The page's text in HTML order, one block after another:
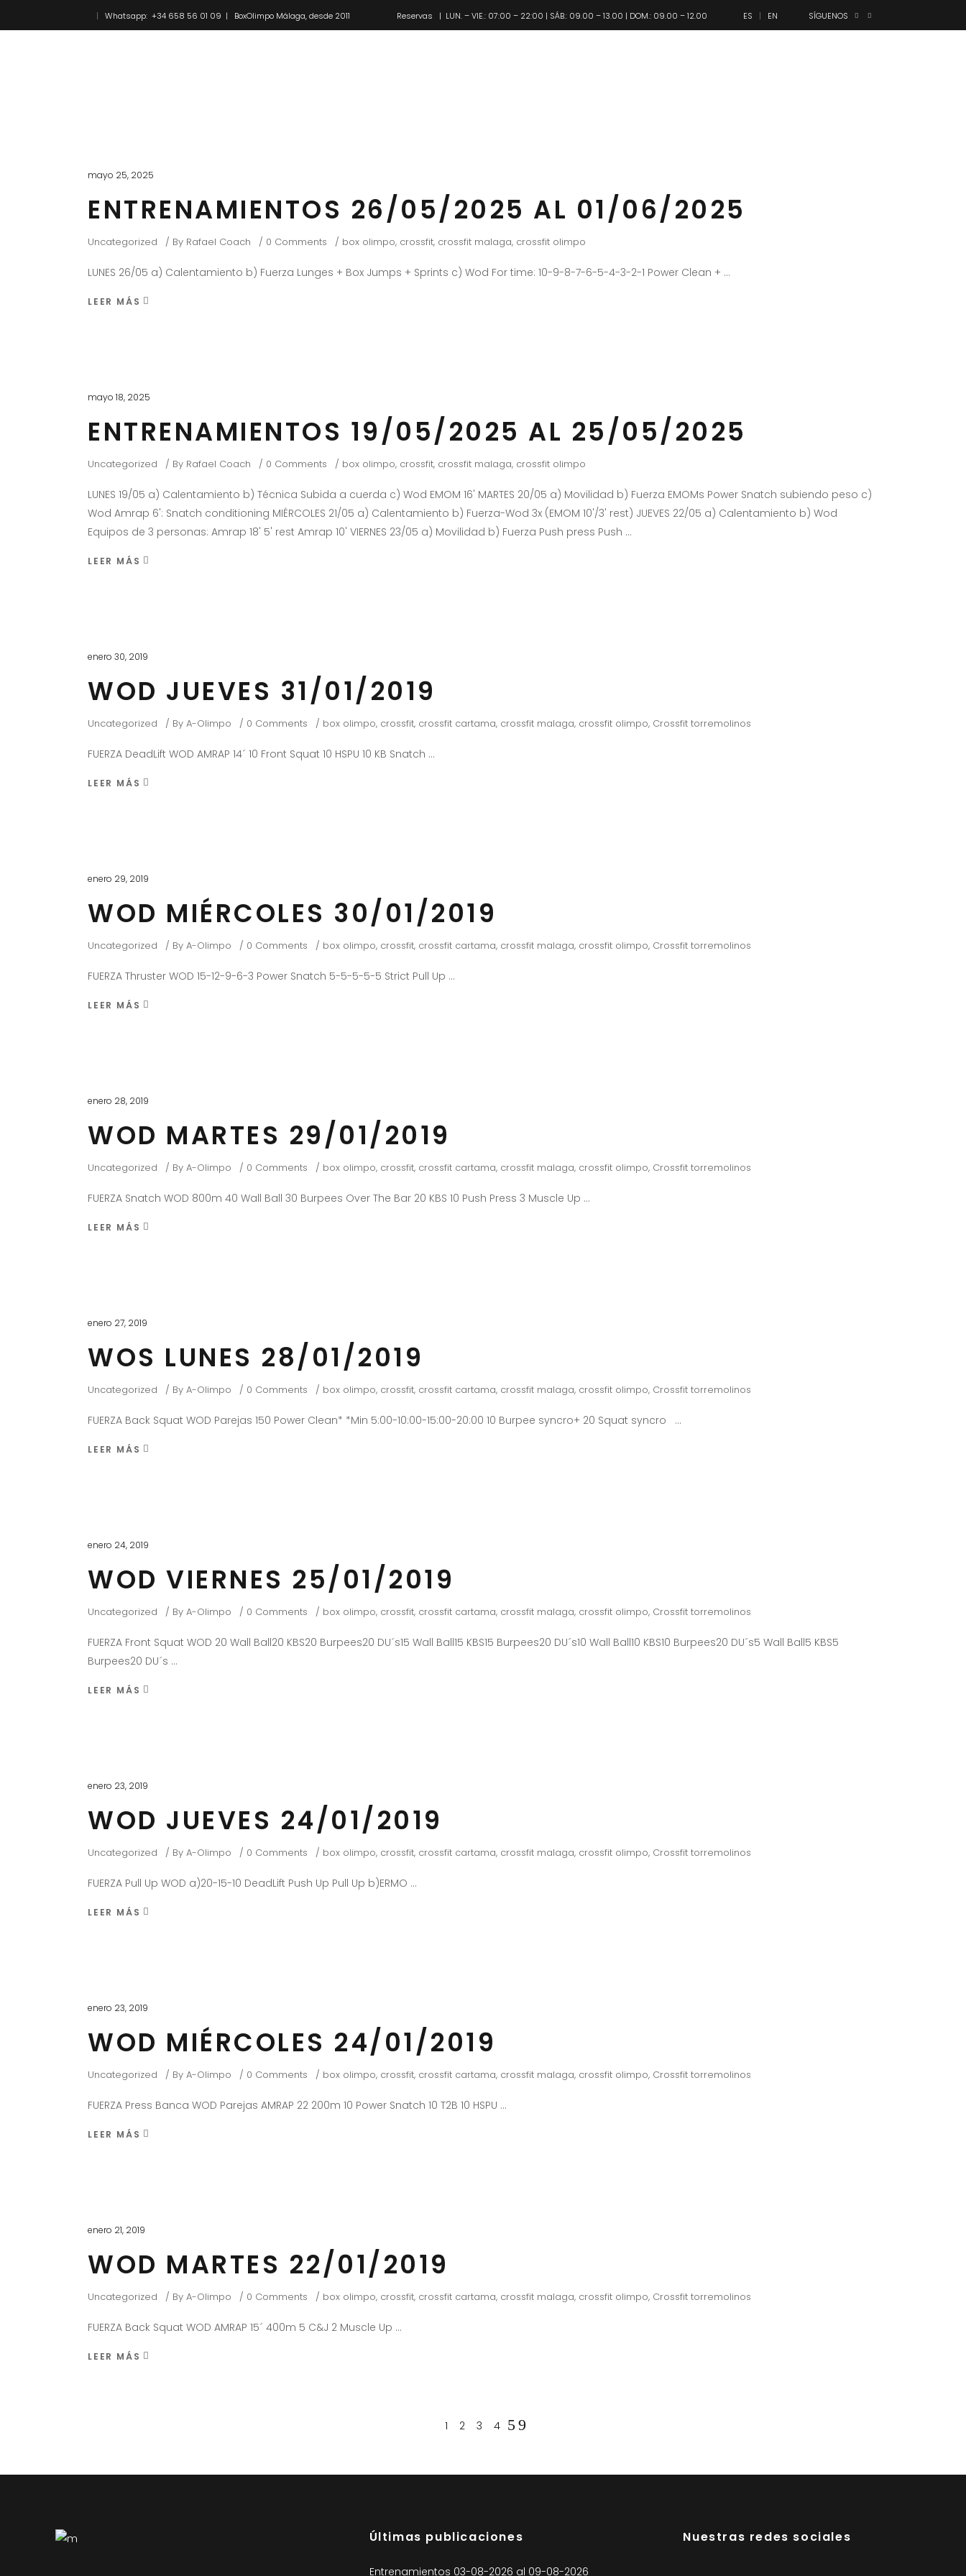
Whatsapp: +34 658 56 01 09 | BoxOlimpo Málaga, desde 2011 Reservas | LUN. – VIE.: 07:00 – 22:00 | SÁB.: 09.00 – 13.00 | DOM.: 09.00 – 12.00 ES EN SÍGUENOS
mayo 25, 2025
ENTRENAMIENTOS 26/05/2025 AL 01/06/2025
Uncategorized By Rafael Coach 0 Comments box olimpo, crossfit, crossfit malaga, crossfit olimpo
LUNES 26/05 a) Calentamiento b) Fuerza Lunges + Box Jumps + Sprints c) Wod For time: 10-9-8-7-6-5-4-3-2-1 Power Clean +
LEER MÁS
mayo 18, 2025
ENTRENAMIENTOS 19/05/2025 AL 25/05/2025
Uncategorized By Rafael Coach 0 Comments box olimpo, crossfit, crossfit malaga, crossfit olimpo
LUNES 19/05 a) Calentamiento b) Técnica Subida a cuerda c) Wod EMOM 16' MARTES 20/05 a) Movilidad b) Fuerza EMOMs Power Snatch subiendo peso c)
Wod Amrap 6': Snatch conditioning MIÉRCOLES 21/05 a) Calentamiento b) Fuerza-Wod 3x (EMOM 10'/3' rest) JUEVES 22/05 a) Calentamiento b) Wod
Equipos de 3 personas: Amrap 18' 5' rest Amrap 10' VIERNES 23/05 a) Movilidad b) Fuerza Push press Push
LEER MÁS
enero 30, 2019
WOD JUEVES 31/01/2019
Uncategorized By A-Olimpo 0 Comments box olimpo, crossfit, crossfit cartama, crossfit malaga, crossfit olimpo, Crossfit torremolinos
FUERZA DeadLift WOD AMRAP 14´ 10 Front Squat 10 HSPU 10 KB Snatch
LEER MÁS
enero 29, 2019
WOD MIÉRCOLES 30/01/2019
Uncategorized By A-Olimpo 0 Comments box olimpo, crossfit, crossfit cartama, crossfit malaga, crossfit olimpo, Crossfit torremolinos
FUERZA Thruster WOD 15-12-9-6-3 Power Snatch 5-5-5-5-5 Strict Pull Up
LEER MÁS
enero 28, 2019
WOD MARTES 29/01/2019
Uncategorized By A-Olimpo 0 Comments box olimpo, crossfit, crossfit cartama, crossfit malaga, crossfit olimpo, Crossfit torremolinos
FUERZA Snatch WOD 800m 40 Wall Ball 30 Burpees Over The Bar 20 KBS 10 Push Press 3 Muscle Up
LEER MÁS
enero 27, 2019
WOS LUNES 28/01/2019
Uncategorized By A-Olimpo 0 Comments box olimpo, crossfit, crossfit cartama, crossfit malaga, crossfit olimpo, Crossfit torremolinos
FUERZA Back Squat WOD Parejas 150 Power Clean* *Min 5:00-10:00-15:00-20:00 10 Burpee syncro+ 20 Squat syncro
LEER MÁS
enero 24, 2019
WOD VIERNES 25/01/2019
Uncategorized By A-Olimpo 0 Comments box olimpo, crossfit, crossfit cartama, crossfit malaga, crossfit olimpo, Crossfit torremolinos
FUERZA Front Squat WOD 20 Wall Ball20 KBS20 Burpees20 DU´s15 Wall Ball15 KBS15 Burpees20 DU´s10 Wall Ball10 KBS10 Burpees20 DU´s5 Wall Ball5 KBS5
Burpees20 DU´s
LEER MÁS
enero 23, 2019
WOD JUEVES 24/01/2019
Uncategorized By A-Olimpo 0 Comments box olimpo, crossfit, crossfit cartama, crossfit malaga, crossfit olimpo, Crossfit torremolinos
FUERZA Pull Up WOD a)20-15-10 DeadLift Push Up Pull Up b)ERMO
LEER MÁS
enero 23, 2019
WOD MIÉRCOLES 24/01/2019
Uncategorized By A-Olimpo 0 Comments box olimpo, crossfit, crossfit cartama, crossfit malaga, crossfit olimpo, Crossfit torremolinos
FUERZA Press Banca WOD Parejas AMRAP 22 200m 10 Power Snatch 10 T2B 10 HSPU
LEER MÁS
enero 21, 2019
WOD MARTES 22/01/2019
Uncategorized By A-Olimpo 0 Comments box olimpo, crossfit, crossfit cartama, crossfit malaga, crossfit olimpo, Crossfit torremolinos
FUERZA Back Squat WOD AMRAP 15´ 400m 5 C&J 2 Muscle Up
LEER MÁS
1 2 3 4
Últimas publicaciones
Entrenamientos 03-08-2026 al 09-08-2026
Nuestras redes sociales